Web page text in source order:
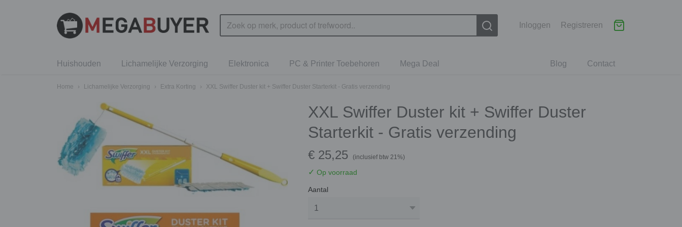
Inloggen Registreren
Contact
Blog
Huishouden Lichamelijke Verzorging Elektronica PC & Printer Toebehoren Mega Deal
Home › Lichamelijke Verzorging › Extra Korting › XXL Swiffer Duster kit + Swiffer Duster Starterkit - Gratis verzending
XXL Swiffer Duster kit + Swiffer Duster
Starterkit - Gratis verzending
€ 25,25 (inclusief btw 21%)
✓ Op voorraad
Aantal